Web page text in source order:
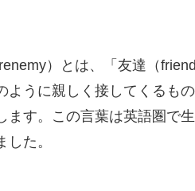
）とは、「友達（
ように親しく接してくるも
ます。この言葉は英語圏で
した。